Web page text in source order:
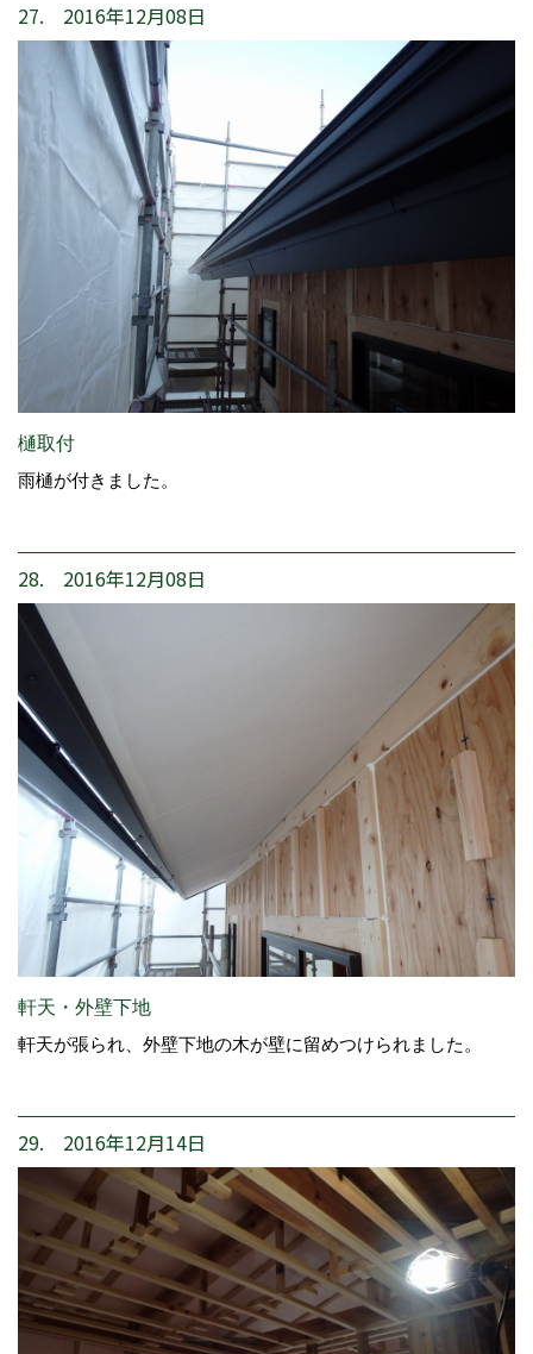
27. 2016年12月08日
樋取付
雨樋が付きました。
28. 2016年12月08日
軒天・外壁下地
軒天が張られ、外壁下地の木が壁に留めつけられました。
29. 2016年12月14日